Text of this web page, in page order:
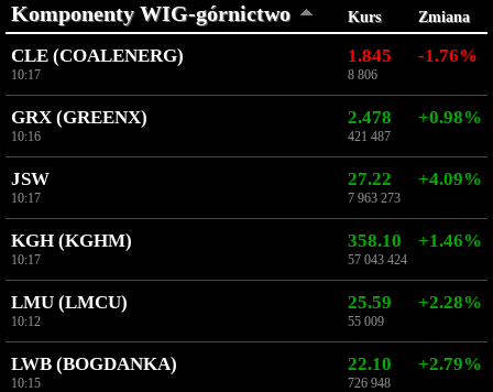
Komponenty WIG-górnictwo Kurs Zmiana
CLE (COALENERG)
10:17
1.845
8 806
-1.76%
GRX (GREENX)
10:16
2.478
421 487
+0.98%
JSW
10:17
27.22
7 963 273
+4.09%
KGH (KGHM)
10:17
358.10
57 043 424
+1.46%
LMU (LMCU)
10:12
25.59
55 009
+2.28%
LWB (BOGDANKA)
10:15
22.10
726 948
+2.79%